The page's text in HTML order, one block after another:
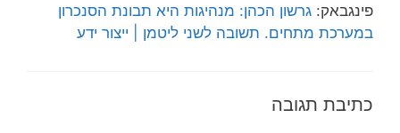
פינגבאק: גרשון הכהן: מנהיגות היא תבונת הסנכרון
במערכת מתחים. תשובה לשני ליטמן | ייצור ידע
כתיבת תגובה